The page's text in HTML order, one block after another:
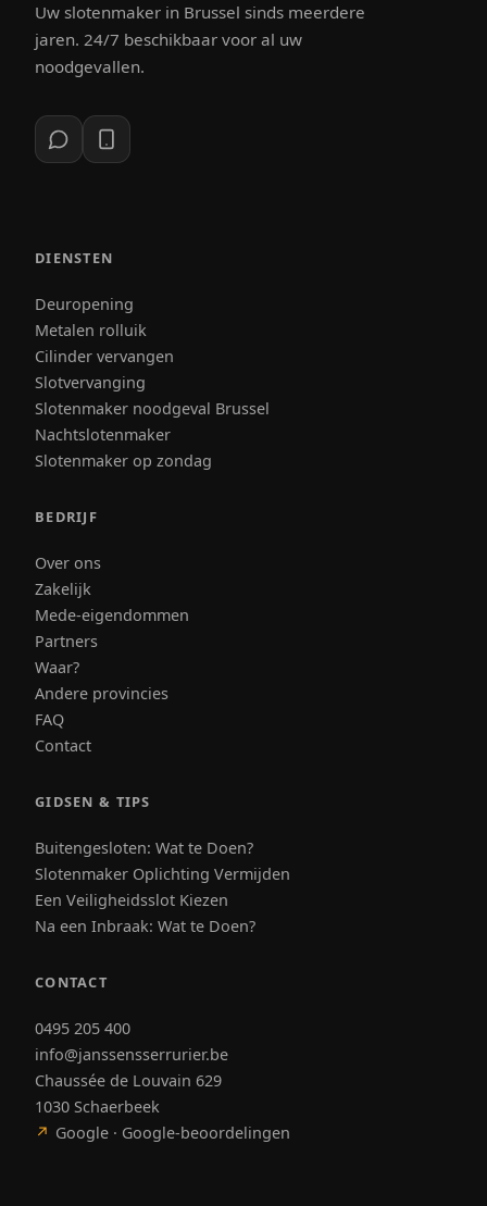
Uw slotenmaker in Brussel sinds meerdere
jaren. 24/7 beschikbaar voor al uw
noodgevallen.
DIENSTEN
Deuropening
Metalen rolluik
Cilinder vervangen
Slotvervanging
Slotenmaker noodgeval Brussel
Nachtslotenmaker
Slotenmaker op zondag
BEDRIJF
Over ons
Zakelijk
Mede-eigendommen
Partners
Waar?
Andere provincies
FAQ
Contact
GIDSEN & TIPS
Buitengesloten: Wat te Doen?
Slotenmaker Oplichting Vermijden
Een Veiligheidsslot Kiezen
Na een Inbraak: Wat te Doen?
CONTACT
0495 205 400
info@janssensserrurier.be
Chaussée de Louvain 629
1030 Schaerbeek
↗ Google · Google-beoordelingen